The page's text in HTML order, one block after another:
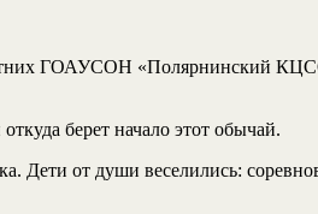
ГОАУСОН «Полярнинский
берет начало этот обычай.
Дети от души веселились: